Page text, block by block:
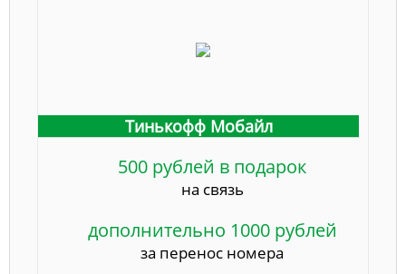
Тинькофф Мобайл
500 рублей в подарок
на связь
дополнительно 1000 рублей
за перенос номера